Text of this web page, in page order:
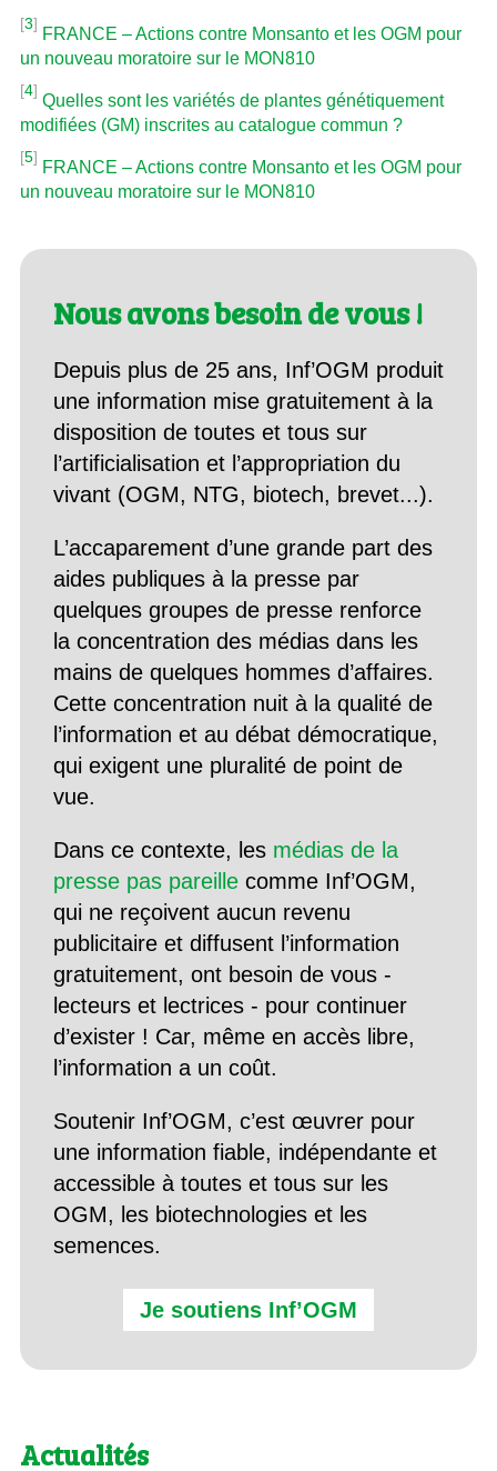
[3]
FRANCE – Actions contre Monsanto et les OGM pour
un nouveau moratoire sur le MON810
[4]
Quelles sont les variétés de plantes génétiquement
modifiées (GM) inscrites au catalogue commun ?
[5]
FRANCE – Actions contre Monsanto et les OGM pour
un nouveau moratoire sur le MON810
Nous avons besoin de vous !
Depuis plus de 25 ans, Inf’OGM produit
une information mise gratuitement à la
disposition de toutes et tous sur
l’artificialisation et l’appropriation du
vivant (OGM, NTG, biotech, brevet...).
L’accaparement d’une grande part des
aides publiques à la presse par
quelques groupes de presse renforce
la concentration des médias dans les
mains de quelques hommes d’affaires.
Cette concentration nuit à la qualité de
l’information et au débat démocratique,
qui exigent une pluralité de point de
vue.
Dans ce contexte, les médias de la
presse pas pareillecomme Inf’OGM,
qui ne reçoivent aucun revenu
publicitaire et diffusent l’information
gratuitement, ont besoin de vous -
lecteurs et lectrices - pour continuer
d’exister ! Car, même en accès libre,
l’information a un coût.
Soutenir Inf’OGM, c’est œuvrer pour
une information fiable, indépendante et
accessible à toutes et tous sur les
OGM, les biotechnologies et les
semences.
Je soutiens Inf’OGM
Actualités